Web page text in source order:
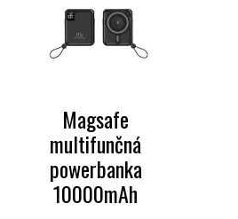
Magsafe
multifunčná
powerbanka
10000mAh